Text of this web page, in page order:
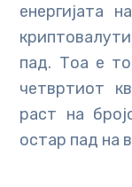
енергијата
пад. Тоа е
четвртиот
раст на
остар пад на